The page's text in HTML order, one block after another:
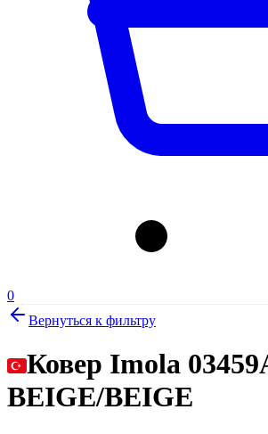
0
Вернуться к фильтру
Ковер Imola
BEIGE/BEIGE